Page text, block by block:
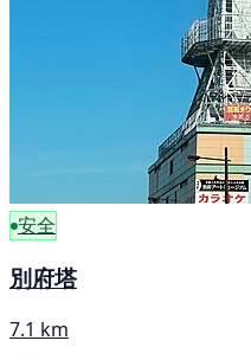
安全
別府塔
7.1 km